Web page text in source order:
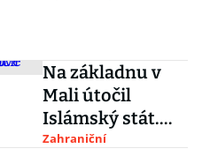
Na základnu v
Mali útočil
Islámský stát.
Radikálové zabili
Zahraniční